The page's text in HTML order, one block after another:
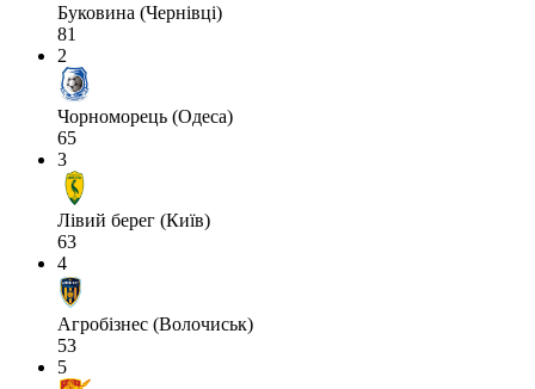
Буковина (Чернівці)
81
2
Чорноморець (Одеса)
65
3
Лівий берег (Київ)
63
4
Агробізнес (Волочиськ)
53
5